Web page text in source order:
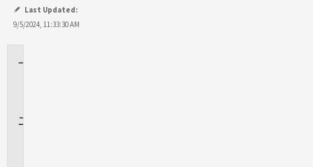
Last Updated:
9/5/2024, 11:33:30 AM